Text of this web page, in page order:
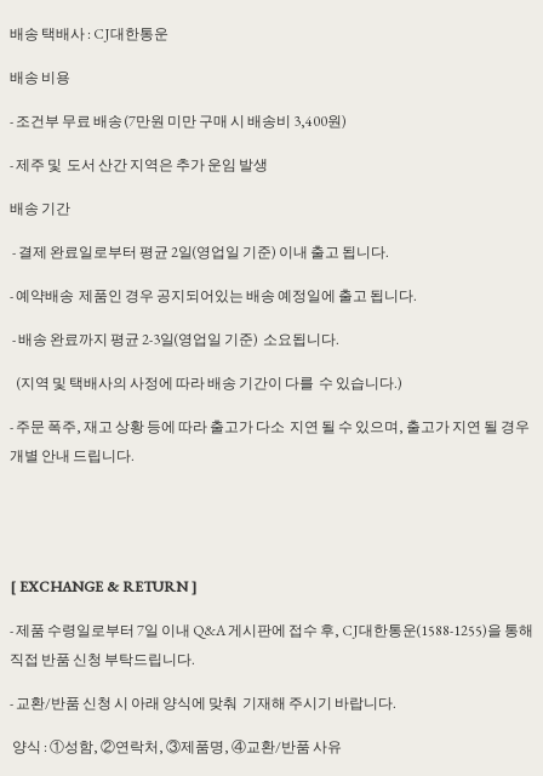
배송 택배사 : CJ대한통운
배송 비용
- 조건부 무료 배송 (7만원 미만 구매 시 배송비 3,400원)
- 제주 및 도서 산간 지역은 추가 운임 발생
배송 기간
- 결제 완료일로부터 평균 2일(영업일 기준) 이내 출고 됩니다.
- 예약배송 제품인 경우 공지되어있는 배송 예정일에 출고 됩니다.
- 배송 완료까지 평균 2-3일(영업일 기준) 소요됩니다.
(지역 및 택배사의 사정에 따라 배송 기간이 다를 수 있습니다.)
- 주문 폭주, 재고 상황 등에 따라 출고가 다소 지연 될 수 있으며, 출고가 지연 될 경우
개별 안내 드립니다.
[ EXCHANGE & RETURN ]
- 제품 수령일로부터 7일 이내 Q&A 게시판에 접수 후, CJ대한통운(1588-1255)을 통해
직접 반품 신청 부탁드립니다.
- 교환/반품 신청 시 아래 양식에 맞춰 기재해 주시기 바랍니다.
양식 : ①성함, ②연락처, ③제품명, ④교환/반품 사유